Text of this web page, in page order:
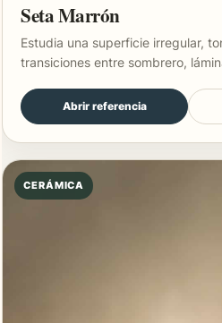
Seta Marrón
Estudia una superficie irregular,
transiciones entre sombrero,
Abrir referencia
CERÁMICA